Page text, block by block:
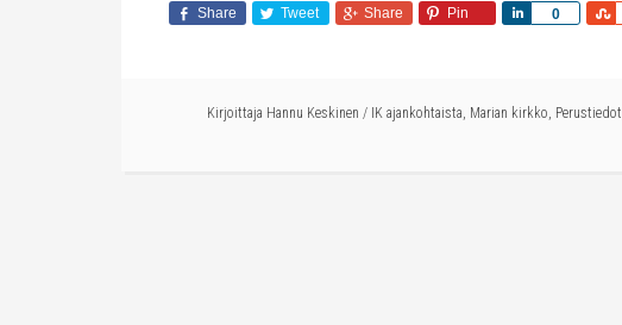
Share Tweet Share Pin 0
Share
Kirjoittaja Hannu Keskinen / IK ajankohtaista, Marian kirkko, Perustiedot